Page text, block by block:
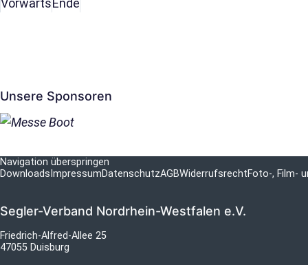
Unsere Sponsoren
Navigation überspringen
Downloads ImpressumDatenschutzAGBWiderrufsrechtFoto-, Film-
Segler-Verband Nordrhein-Westfalen e.V.
Friedrich-Alfred-Allee 25
47055 Duisburg